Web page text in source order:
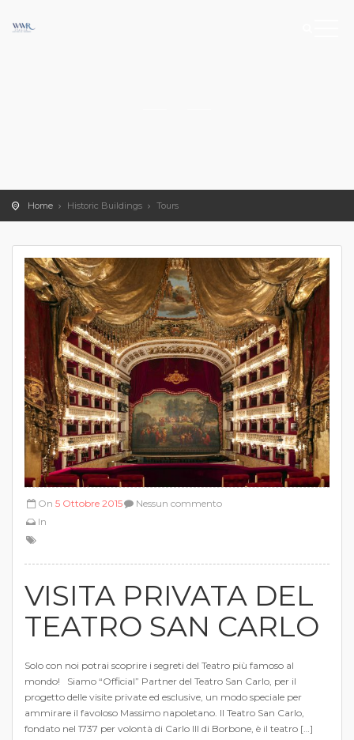
Home Historic Buildings Tours
On 5 Ottobre 2015
In
Nessun commento
VISITA PRIVATA DEL
TEATRO SAN CARLO
Solo con noi potrai scoprire i segreti del Teatro più famoso al
mondo! Siamo “Official” Partner del Teatro San Carlo, per il
progetto delle visite private ed esclusive, un modo speciale per
ammirare il favoloso Massimo napoletano. Il Teatro San Carlo,
fondato nel 1737 per volontà di Carlo III di Borbone, è il teatro […]